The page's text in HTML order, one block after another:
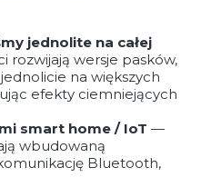
jednolite na całej
rozwijają wersje pasków,
na większych
efekty ciemniejących
smart home / IoT —
wbudowaną
Bluetooth,